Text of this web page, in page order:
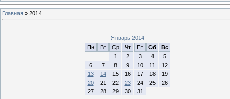
Главная » 2014
Январь 2014
Пн
Вт Ср Чт Пт Сб
Вс
1
2 3 4
5
6
7 8 9 10 11
12
13
14 15 16 17 18
19
20
21 22 23 24 25
26
27
28 29 30
31